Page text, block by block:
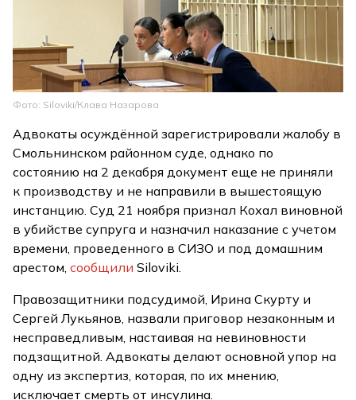
Фото: Siloviki/Клава Назарова
Адвокаты осуждённой зарегистрировали жалобу в
Смольнинском районном суде, однако по
состоянию на 2 декабря документ еще не приняли
к производству и не направили в вышестоящую
инстанцию. Суд 21 ноября признал Кохал виновной
в убийстве супруга и назначил наказание с учетом
времени, проведенного в СИЗО и под домашним
арестом,сообщилиSiloviki.
Правозащитники подсудимой, Ирина Скурту и
Сергей Лукьянов, назвали приговор незаконным и
несправедливым, настаивая на невиновности
подзащитной. Адвокаты делают основной упор на
одну из экспертиз, которая, по их мнению,
исключает смерть от инсулина.